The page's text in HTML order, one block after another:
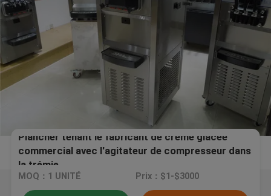
Plancher tenant le fabricant de crème glacée
commercial avec l'agitateur de compresseur dans
la trémie
MOQ：1 UNITÉ Prix：$1-$3000